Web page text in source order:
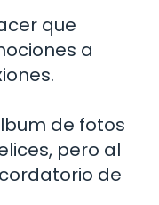
que
a
de fotos
pero al
de